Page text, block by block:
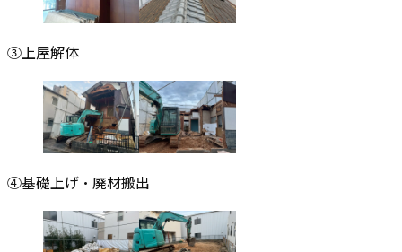
③上屋解体
④基礎上げ・廃材搬出